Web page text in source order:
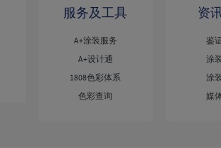
服务及工具
A+涂装服务
A+设计通
1808色彩体系
色彩查询
资
鉴
涂
涂
媒